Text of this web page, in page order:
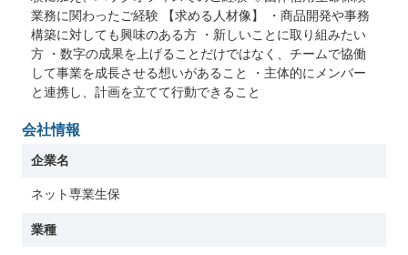
業務に関わったご経験 【求める人材像】 ・商品開発や事務
構築に対しても興味のある方 ・新しいことに取り組みたい
方 ・数字の成果を上げることだけではなく、チームで協働
して事業を成長させる想いがあること ・主体的にメンバー
と連携し、計画を立てて行動できること
会社情報
企業名
ネット専業生保
業種